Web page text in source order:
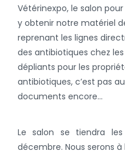
Vétérinexpo, le salon
y obtenir notre matériel
reprenant les lignes
des antibiotiques chez
dépliants pour les
antibiotiques, c’est pas
documents encore…
Le salon se tiendra
décembre. Nous serons à